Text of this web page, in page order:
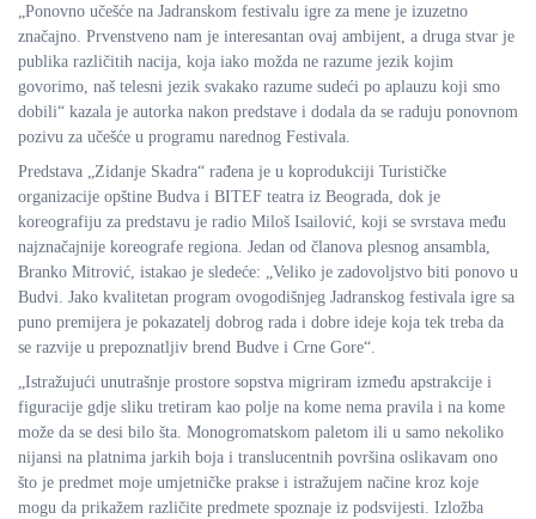
„Ponovno učešće na Jadranskom festivalu igre za mene je izuzetno
značajno. Prvenstveno nam je interesantan ovaj ambijent, a druga stvar je
publika različitih nacija, koja iako možda ne razume jezik kojim
govorimo, naš telesni jezik svakako razume sudeći po aplauzu koji smo
dobili“ kazala je autorka nakon predstave i dodala da se raduju ponovnom
pozivu za učešće u programu narednog Festivala.
Predstava „Zidanje Skadra“ rađena je u koprodukciji Turističke
organizacije opštine Budva i BITEF teatra iz Beograda, dok je
koreografiju za predstavu je radio Miloš Isailović, koji se svrstava među
najznačajnije koreografe regiona. Jedan od članova plesnog ansambla,
Branko Mitrović, istakao je sledeće: „Veliko je zadovoljstvo biti ponovo u
Budvi. Jako kvalitetan program ovogodišnjeg Jadranskog festivala igre sa
puno premijera je pokazatelj dobrog rada i dobre ideje koja tek treba da
se razvije u prepoznatljiv brend Budve i Crne Gore“.
„Istražujući unutrašnje prostore sopstva migriram između apstrakcije i
figuracije gdje sliku tretiram kao polje na kome nema pravila i na kome
može da se desi bilo šta. Monogromatskom paletom ili u samo nekoliko
nijansi na platnima jarkih boja i translucentnih površina oslikavam ono
što je predmet moje umjetničke prakse i istražujem načine kroz koje
mogu da prikažem različite predmete spoznaje iz podsvijesti. Izložba